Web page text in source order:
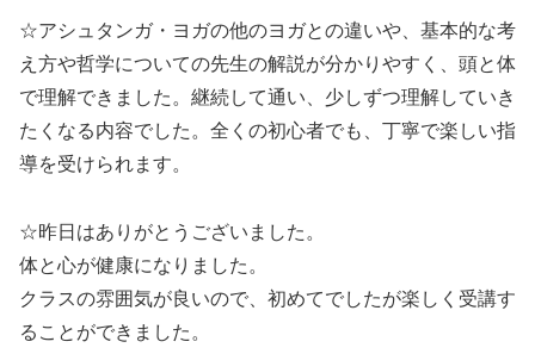
☆アシュタンガ・ヨガの他のヨガとの違いや、基本的な考
え方や哲学についての先生の解説が分かりやすく、頭と体
で理解できました。継続して通い、少しずつ理解していき
たくなる内容でした。全くの初心者でも、丁寧で楽しい指
導を受けられます。
☆昨日はありがとうございました。
体と心が健康になりました。
クラスの雰囲気が良いので、初めてでしたが楽しく受講す
ることができました。